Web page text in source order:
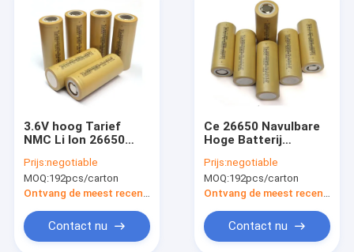
3.6V hoog Tarief
NMC Li Ion 26650
voor Huistoestellen
Prijs:negotiable
MOQ:192pcs/carton
Ontvang de meest recente Prijs
Contact nu
Ce 26650 Navulbare
Hoge Batterij
dichtheidslithium Ion
Battery
Prijs:negotiable
MOQ:192pcs/carton
Ontvang de meest recente Prijs
Contact nu